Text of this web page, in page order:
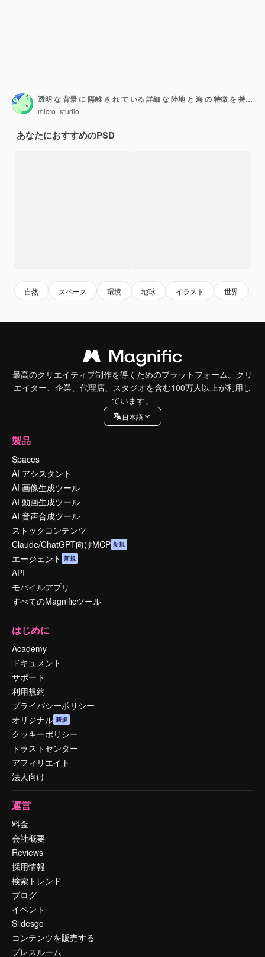
透明 な 背景 に 隔離 さ れ て いる 詳細 な 陸地 と 海 の 特徴 を 持つ 地球 惑星 の 地球
micro_studio
あなたにおすすめのPSD
自然 スペース 環境 地球 イラスト 世界
最高のクリエイティブ制作を導くためのプラットフォーム。クリ
エイター、企業、代理店、スタジオを含む100万人以上が利用し
ています。
日本語
製品
Spaces
AI アシスタント
AI 画像生成ツール
AI 動画生成ツール
AI 音声合成ツール
ストックコンテンツ
Claude/ChatGPT向けMCP 新規
エージェント 新規
API
モバイルアプリ
すべてのMagnificツール
はじめに
Academy
ドキュメント
サポート
利用規約
プライバシーポリシー
オリジナル 新規
クッキーポリシー
トラストセンター
アフィリエイト
法人向け
運営
料金
会社概要
Reviews
採用情報
検索トレンド
ブログ
イベント
Slidesgo
コンテンツを販売する
プレスルーム